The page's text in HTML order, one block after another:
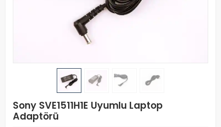
Sony SVE1511H1E Uyumlu Laptop
Adaptörü